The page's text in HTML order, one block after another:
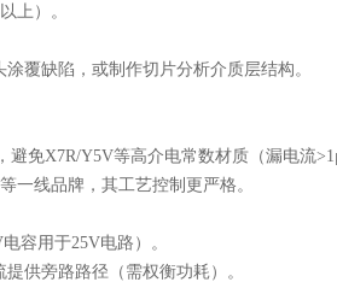
上）。
覆缺陷，或制作切片分析介质层结构。
避免X7R/Y5V等高介电常数材质（漏电流
一线品牌，其工艺控制更严格。
容用于25V电路）。
供旁路路径（需权衡功耗）。